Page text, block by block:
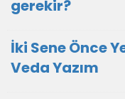
gerekir?
İki Sene Önce
Veda Yazım